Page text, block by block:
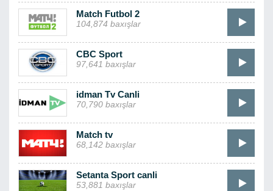
Match Futbol 2
104,874 baxışlar
CBC Sport
97,641 baxışlar
idman Tv Canli
70,790 baxışlar
Match tv
68,142 baxışlar
Setanta Sport canli
53,881 baxışlar